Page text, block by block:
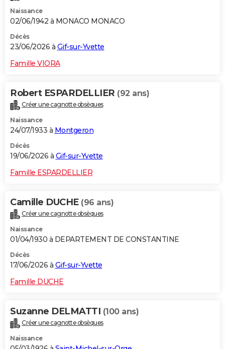
Naissance
02/06/1942 à MONACO MONACO
Décès
23/06/2026 à Gif-sur-Yvette
Famille VIORA
Robert ESPARDELLIER (92 ans)
Créer une cagnotte obsèques
Naissance
24/07/1933 à Montgeron
Décès
19/06/2026 à Gif-sur-Yvette
Famille ESPARDELLIER
Camille DUCHE (96 ans)
Créer une cagnotte obsèques
Naissance
01/04/1930 à DEPARTEMENT DE CONSTANTINE
Décès
17/06/2026 à Gif-sur-Yvette
Famille DUCHE
Suzanne DELMATTI (100 ans)
Créer une cagnotte obsèques
Naissance